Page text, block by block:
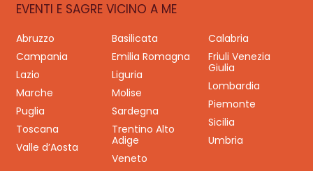
EVENTI E SAGRE VICINO A ME
Abruzzo Basilicata
Calabria
Campania
Emilia Romagna
Friuli Venezia
Giulia
Lazio
Liguria
Lombardia
Marche
Molise
Piemonte
Puglia
Sardegna
Sicilia
Toscana
Trentino Alto
Adige
Umbria
Valle d’Aosta
Veneto